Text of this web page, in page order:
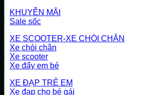
KHUYỄN MÃI
Sale sốc
XE SCOOTER-XE CHÒI CHÂN
Xe chòi chân
Xe scooter
Xe đẩy em bé
XE ĐẠP TRẺ EM
Xe đạp cho bé gái